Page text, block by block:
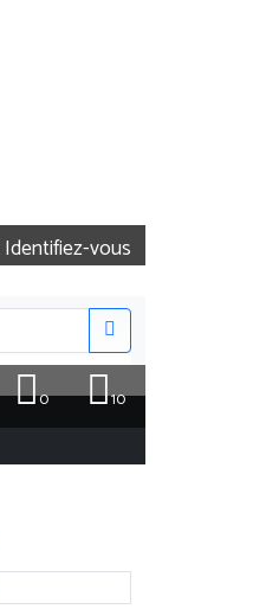
Identifiez-vous
10
0